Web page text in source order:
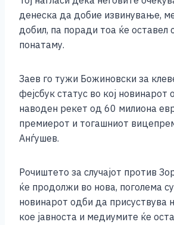
денеска да добие извинување,
добил, па поради тоа ќе оставел
понатаму.
Заев го тужи Божиновски за
фејсбук статус во кој новинарот
наводен рекет од 60 милиона
премиерот и тогашниот
Анѓушев.
Рочиштето за случајот против
ќе продолжи во нова, поголема
новинарот одби да присуствува
кое јавноста и медиумите ќе